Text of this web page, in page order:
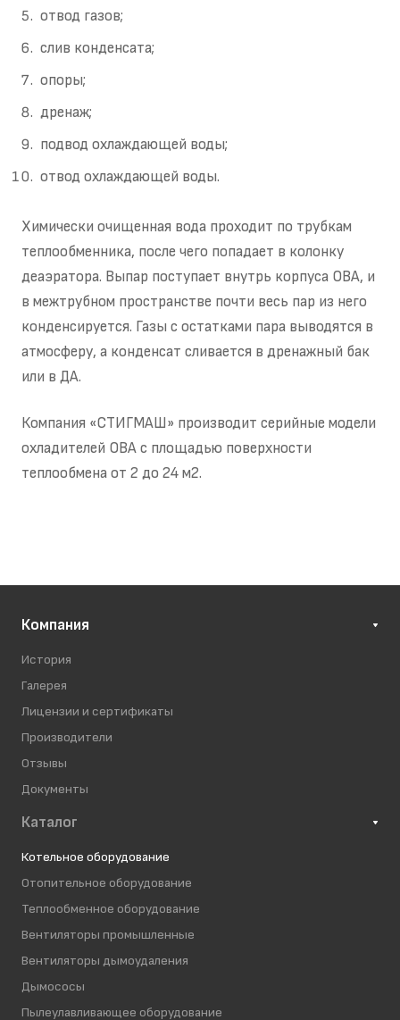
отвод газов;
слив конденсата;
опоры;
дренаж;
подвод охлаждающей воды;
отвод охлаждающей воды.
Химически очищенная вода проходит по трубкам
теплообменника, после чего попадает в колонку
деаэратора. Выпар поступает внутрь корпуса ОВА, и
в межтрубном пространстве почти весь пар из него
конденсируется. Газы с остатками пара выводятся в
атмосферу, а конденсат сливается в дренажный бак
или в ДА.
Компания «СТИГМАШ» производит серийные модели
охладителей ОВА с площадью поверхности
теплообмена от 2 до 24 м2.
Компания
История
Галерея
Лицензии и сертификаты
Производители
Отзывы
Документы
Каталог
Котельное оборудование
Отопительное оборудование
Теплообменное оборудование
Вентиляторы промышленные
Вентиляторы дымоудаления
Дымососы
Пылеулавливающее оборудование